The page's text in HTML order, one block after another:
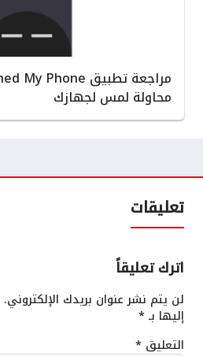
محاولة لمس لجهازك
تعليقات
اترك تعليقاً
لن يتم نشر عنوان بريدك الإلكتروني.
إليها بـ*
التعليق *